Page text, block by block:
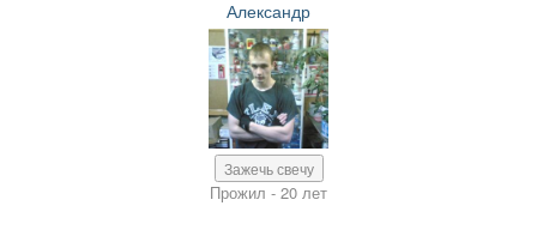
Александр
Зажечь свечу
Прожил - 20 лет